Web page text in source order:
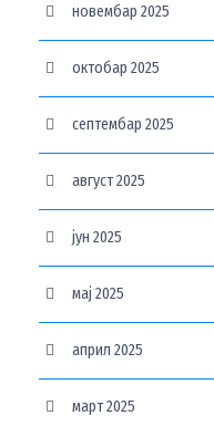
новембар 2025
октобар 2025
септембар 2025
август 2025
јун 2025
мај 2025
април 2025
март 2025